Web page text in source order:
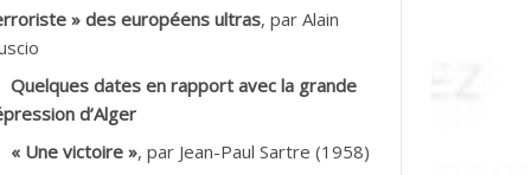
Boualem*
Rachid
» des européens ultras, par Alain
Quelques dates en rapport avec la grande
d’Alger
« Une victoire », par Jean-Paul Sartre (1958)